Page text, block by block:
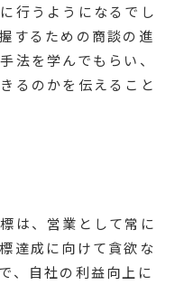
行うようになるでし
するための商談の進
法を学んでもらい、
るのかを伝えること
は、営業として常に
達成に向けて貪欲な
、自社の利益向上に